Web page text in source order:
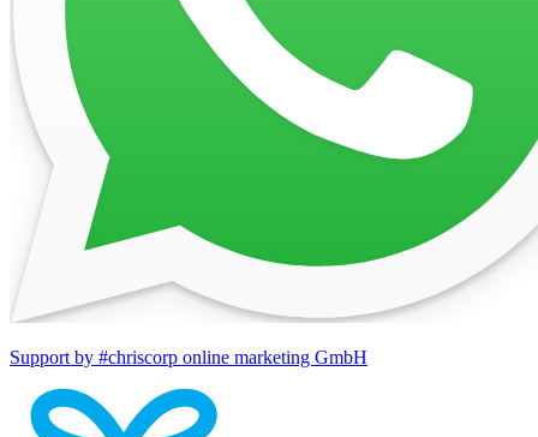
Support by #chriscorp online marketing GmbH